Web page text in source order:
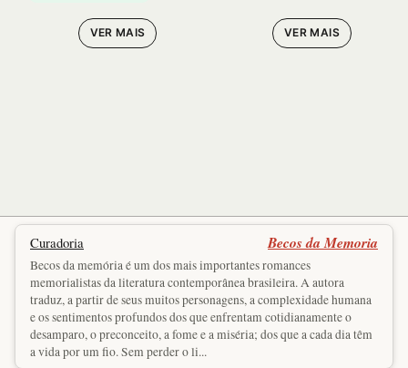
VER MAIS VER MAIS
Curadoria Becos da Memoria
Becos da memória é um dos mais importantes romances
memorialistas da literatura contemporânea brasileira. A autora
traduz, a partir de seus muitos personagens, a complexidade humana
e os sentimentos profundos dos que enfrentam cotidianamente o
desamparo, o preconceito, a fome e a miséria; dos que a cada dia têm
a vida por um fio. Sem perder o li...